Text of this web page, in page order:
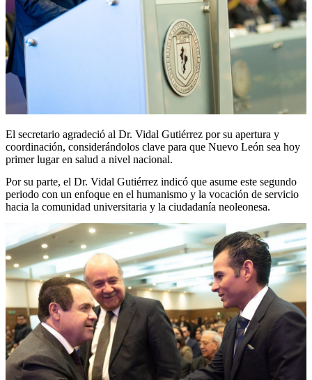
El secretario agradeció al Dr. Vidal Gutiérrez por su apertura y
coordinación, considerándolos clave para que Nuevo León sea hoy
primer lugar en salud a nivel nacional.
Por su parte, el Dr. Vidal Gutiérrez indicó que asume este segundo
periodo con un enfoque en el humanismo y la vocación de servicio
hacia la comunidad universitaria y la ciudadanía neoleonesa.